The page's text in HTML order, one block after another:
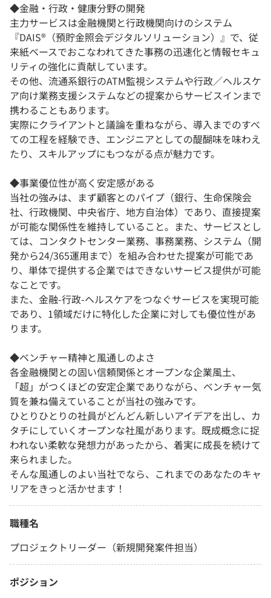
◆金融・行政・健康分野の開発
主力サービスは金融機関と行政機関向けのシステム
『DAIS®（預貯金照会デジタルソリューション）』で、従
来紙ベースでおこなわれてきた事務の迅速化と情報セキュ
リティの強化に貢献しています。
その他、流通系銀行のATM監視システムや行政／ヘルスケ
ア向け業務支援システムなどの提案からサービスインまで
携わることもあります。
実際にクライアントと議論を重ねながら、導入までのすべ
ての工程を経験でき、エンジニアとしての醍醐味を味わえ
たり、スキルアップにもつながる点が魅力です。
◆事業優位性が高く安定感がある
当社の強みは、まず顧客とのパイプ（銀行、生命保険会
社、行政機関、中央省庁、地方自治体）であり、直接提案
が可能な関係性を維持していること。また、サービスとし
ては、コンタクトセンター業務、事務業務、システム（開
発から24/365運用まで）を組み合わせた提案が可能であ
り、単体で提供する企業ではできないサービス提供が可能
なことです。
また、金融-行政-ヘルスケアをつなぐサービスを実現可能
であり、1領域だけに特化した企業に対しても優位性があ
ります。
◆ベンチャー精神と風通しのよさ
各金融機関との固い信頼関係とオープンな企業風土、
「超」がつくほどの安定企業でありながら、ベンチャー気
質を兼ね備えていることが当社の強みです。
ひとりひとりの社員がどんどん新しいアイデアを出し、カ
タチにしていくオープンな社風があります。既成概念に捉
われない柔軟な発想力があったから、着実に成長を続けて
来られました。
そんな風通しのよい当社でなら、これまでのあなたのキャ
リアをきっと活かせます！
職種名
プロジェクトリーダー（新規開発案件担当）
ポジション